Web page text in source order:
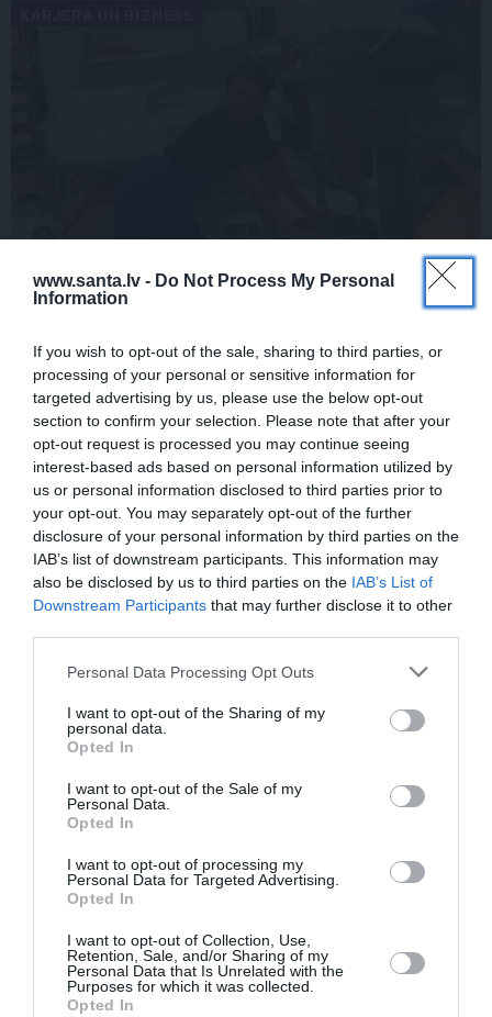
www.santa.lv - Do Not Process My Personal
Information
If you wish to opt-out of the sale, sharing to third parties, or
processing of your personal or sensitive information for
targeted advertising by us, please use the below opt-out
section to confirm your selection. Please note that after your
opt-out request is processed you may continue seeing
interest-based ads based on personal information utilized by
us or personal information disclosed to third parties prior to
your opt-out. You may separately opt-out of the further
disclosure of your personal information by third parties on the
IAB’s list of downstream participants. This information may
also be disclosed by us to third parties on the IAB’s List of
Downstream Participants that may further disclose it to other
Personal Data Processing Opt Outs
I want to opt-out of the Sharing of my
personal data.
Opted In
I want to opt-out of the Sale of my
Personal Data.
Opted In
I want to opt-out of processing my
Personal Data for Targeted Advertising.
Opted In
I want to opt-out of Collection, Use,
Retention, Sale, and/or Sharing of my
Personal Data that Is Unrelated with the
Purposes for which it was collected.
Opted In
Aļona Ņikitenko no modes dizaineres kļuvusi par
maiznieci Spānijā: Atvēršu savu maizes ceptuvi!
Dāņi iegādāsies «Rimi Baltic» veikalu
ķēdi par 1,3 miljardiem eiro
Mūziķis Andris Baltacis: Visu mainīja
brīdis, kad
sapratu, ka varu zaudēt
«Lufthansa» par 14 miljoniem
iegādājas daļu «airBaltic» – kāda būs
līdzdalība?